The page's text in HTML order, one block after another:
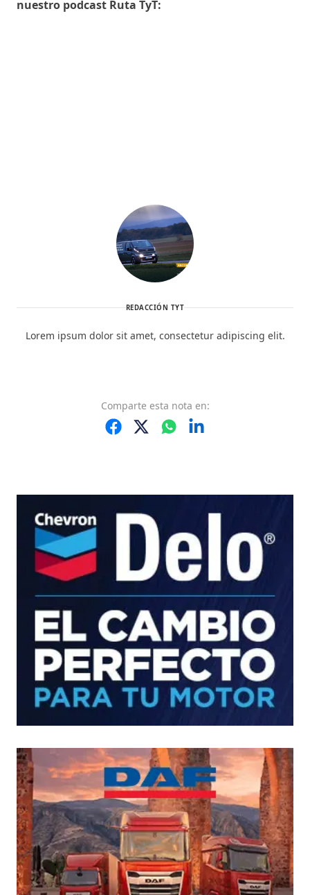
nuestro podcast Ruta TyT:
REDACCIÓN TYT
Lorem ipsum dolor sit amet, consectetur adipiscing elit.
Comparte esta nota en: